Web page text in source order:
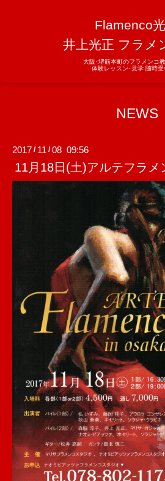
Flamenco
井上光正 フラメ
大阪･堺筋本町のフラメンコ教
体験レッスン･見学 随時受
NEWS
2017 / 11 /08 09:56
11月18日(土)アルテフラメ